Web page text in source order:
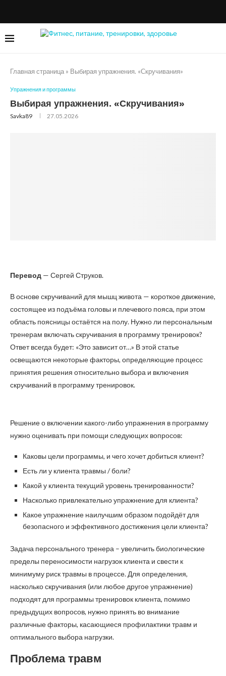
Главная страница » Выбирая упражнения. «Скручивания»
Упражнения и программы
Выбирая упражнения. «Скручивания»
Savka89 27.05.2026
Перевод — Сергей Струков.
В основе скручиваний для мышц живота — короткое движение,
состоящее из подъёма головы и плечевого пояса, при этом
область поясницы остаётся на полу. Нужно ли персональным
тренерам включать скручивания в программу тренировок?
Ответ всегда будет: «Это зависит от…» В этой статье
освещаются некоторые факторы, определяющие процесс
принятия решения относительно выбора и включения
скручиваний в программу тренировок.
Решение о включении какого-либо упражнения в программу
нужно оценивать при помощи следующих вопросов:
Каковы цели программы, и чего хочет добиться клиент?
Есть ли у клиента травмы / боли?
Какой у клиента текущий уровень тренированности?
Насколько привлекательно упражнение для клиента?
Какое упражнение наилучшим образом подойдёт для
безопасного и эффективного достижения цели клиента?
Задача персонального тренера – увеличить биологические
пределы переносимости нагрузок клиента и свести к
минимуму риск травмы в процессе. Для определения,
насколько скручивания (или любое другое упражнение)
подходят для программы тренировок клиента, помимо
предыдущих вопросов, нужно принять во внимание
различные факторы, касающиеся профилактики травм и
оптимального выбора нагрузки.
Проблема травм